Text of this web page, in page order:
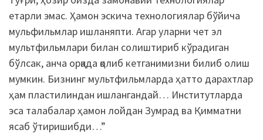
етарли эмас. Ҳамон эскича технологиялар бўйича
мульфильмлар ишланяпти. Агар уларни чет эл
мультфильмлари билан солиштириб кўрадиган
бўлсак, анча орқада қолиб кетганимизни билиб олиш
мумкин. Бизнинг мультфильмларда ҳатто дарахтлар
ҳам пластилиндан ишлангандай… Институтларда
эса талабалар ҳамон лойдан Зумрад ва Қимматни
ясаб ўтиришибди…”